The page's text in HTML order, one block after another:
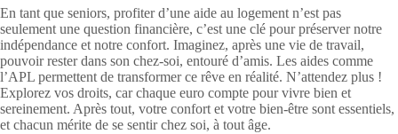
En tant que seniors, profiter d’une aide au logement n’est pas
seulement une question financière, c’est une clé pour préserver notre
indépendance et notre confort. Imaginez, après une vie de travail,
pouvoir rester dans son chez-soi, entouré d’amis. Les aides comme
l’APL permettent de transformer ce rêve en réalité. N’attendez plus !
Explorez vos droits, car chaque euro compte pour vivre bien et
sereinement. Après tout, votre confort et votre bien-être sont essentiels,
et chacun mérite de se sentir chez soi, à tout âge.